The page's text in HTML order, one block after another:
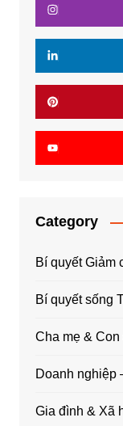
Category
Bí quyết Giảm
Bí quyết sống
Cha mẹ & Con
Doanh nghiệp
Gia đình & Xã